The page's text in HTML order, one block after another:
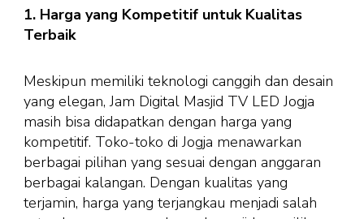
1. Harga yang Kompetitif untuk Kualitas
Terbaik
Meskipun memiliki teknologi canggih dan desain
yang elegan, Jam Digital Masjid TV LED Jogja
masih bisa didapatkan dengan harga yang
kompetitif. Toko-toko di Jogja menawarkan
berbagai pilihan yang sesuai dengan anggaran
berbagai kalangan. Dengan kualitas yang
terjamin, harga yang terjangkau menjadi salah